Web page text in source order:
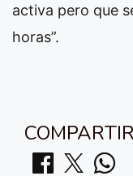
activa pero que
horas”.